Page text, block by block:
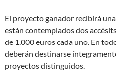
El proyecto ganador recibirá
están contemplados dos
de 1.000 euros cada uno. En
deberán destinarse
proyectos distinguidos.